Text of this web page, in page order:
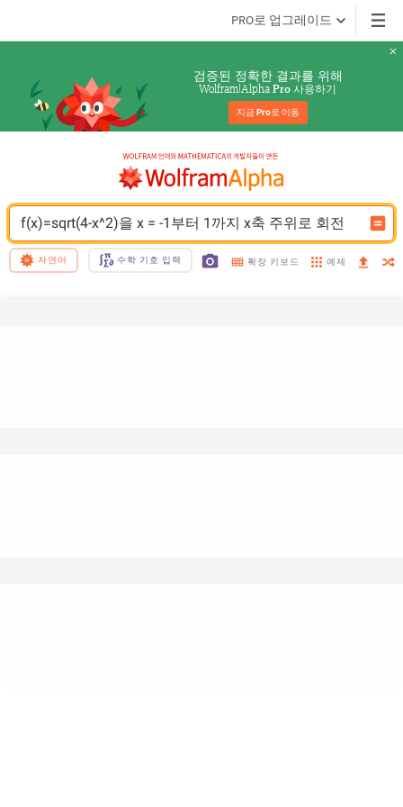
PRO로 업그레이드
검증된 정확한 결과를 위해
Wolfram|Alpha Pro 사용하기
지금 Pro로 이동
f(x)=sqrt(4-x^2)을 x = -1부터 1까지 x축 주위로 회전
자연어 수학 기호 입력 확장 키보드 예제